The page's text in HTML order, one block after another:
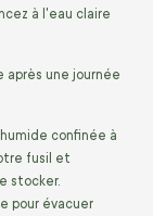
à l'eau claire
après une journée
confinée à
fusil et
stocker.
pour évacuer